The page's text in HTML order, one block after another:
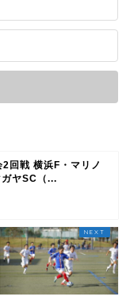
回戦 横浜F・マリノ
ヤSC（...